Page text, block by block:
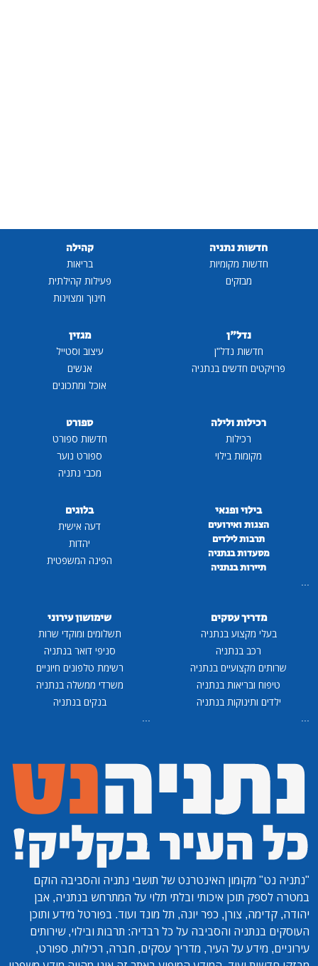
חדשות נתניה
חדשות מקומיות
מבזקים
קהילה
בריאות
פעילות קהילתית
חינוך ומצוינות
נדל"ן
חדשות נדל"ן
פרויקטים חדשים בנתניה
מגזין
עיצוב וסטייל
אנשים
אוכל ומתכונים
רכילות ולילה
רכילות
מקומות בילוי
ספורט
חדשות ספורט
ספורט נוער
מכבי נתניה
בילוי ופנאי
הצגות ואירועים
תרבות לילדים
מסעדות בנתניה
תיירות בנתניה
...
בלוגים
דעה אישית
יהדות
הפינה המשפטית
מדריך עסקים
בעלי מקצוע בנתניה
רכב בנתניה
שרותים מקצועיים בנתניה
טיפוח ובריאות בנתניה
ילדים ותינוקות בנתניה
...
שימושון עירוני
תשלומים ומוקדי שרות
סניפי דואר בנתניה
רשימת טלפונים חיוניים
משרדי ממשלה בנתניה
בנקים בנתניה
...
"נתניה נט" מקומון האינטרנט של תושבי נתניה והסביבה הוקם
במטרה לספק תוכן איכותי ובלתי תלוי על המתרחש בנתניה, אבן
יהודה, קדימה, צורן, כפר יונה, תל מונד ועוד. בפורטל מידע ותוכן
העוסקים בנתניה והסביבה על כל רבדיה: תרבות ובילוי, שירותים
עירוניים, מידע על העיר, מדריך עסקים, חברה, רכילות, ספורט,